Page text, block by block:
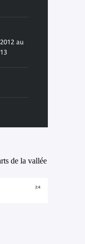
au
2:4